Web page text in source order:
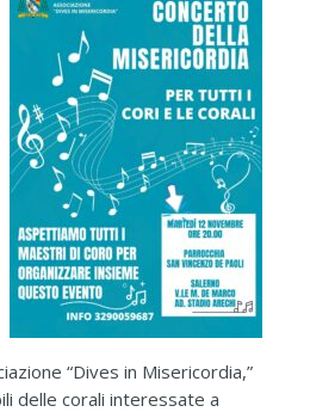
“Dives in Misericordia,”
delle corali interessate a